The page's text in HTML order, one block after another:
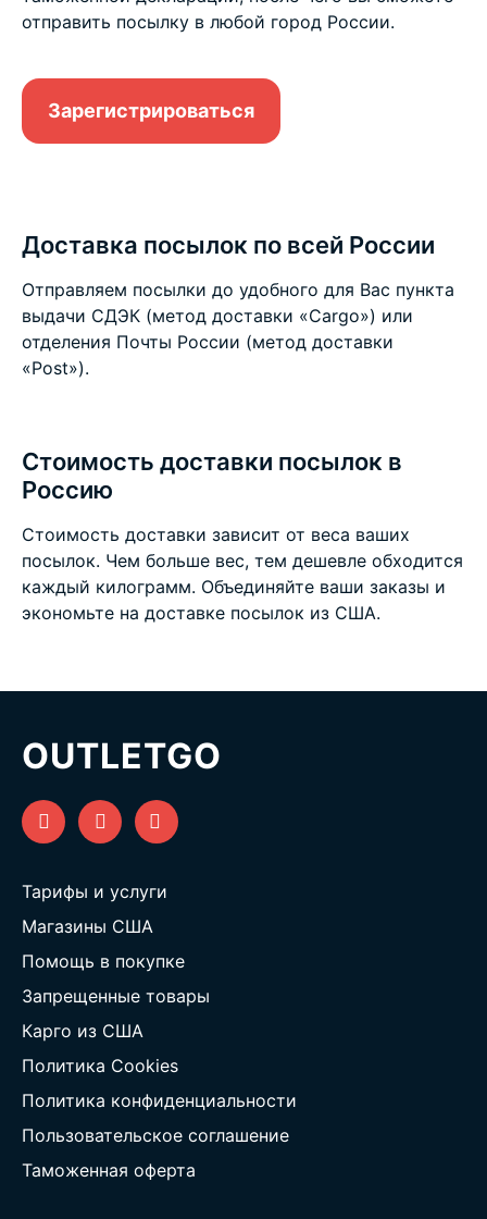
отправить посылку в любой город России.
Зарегистрироваться
Доставка посылок по всей России
Отправляем посылки до удобного для Вас пункта
выдачи СДЭК (метод доставки «Cargo») или
отделения Почты России (метод доставки
«Post»).
Стоимость доставки посылок в
Россию
Стоимость доставки зависит от веса ваших
посылок. Чем больше вес, тем дешевле обходится
каждый килограмм. Объединяйте ваши заказы и
экономьте на доставке посылок из США.
OUTLETGO
Тарифы и услуги
Магазины США
Помощь в покупке
Запрещенные товары
Карго из США
Политика Cookies
Политика конфиденциальности
Пользовательское соглашение
Таможенная оферта